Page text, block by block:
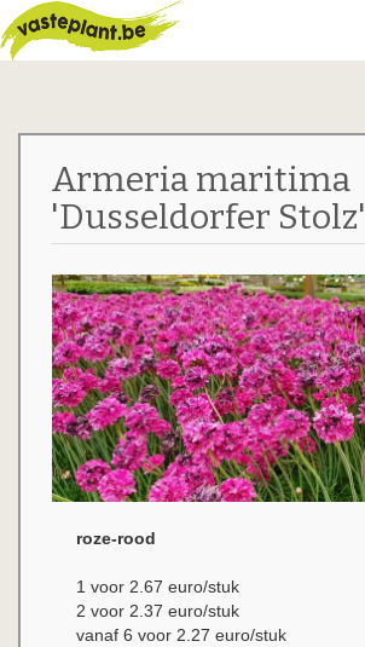
Armeria maritima
'Dusseldorfer Stolz'
roze-rood
1 voor 2.67 euro/stuk
2 voor 2.37 euro/stuk
vanaf 6 voor 2.27 euro/stuk